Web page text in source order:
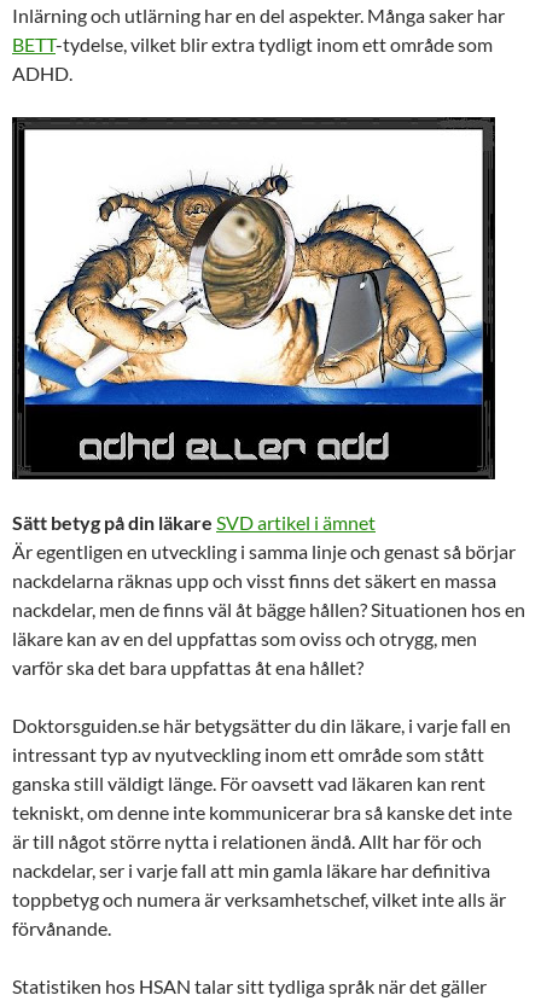
Inlärning och utlärning har en del aspekter. Många saker har
BETT-tydelse, vilket blir extra tydligt inom ett område som
ADHD.
Sätt betyg på din läkare SVD artikel i ämnet
Är egentligen en utveckling i samma linje och genast så börjar
nackdelarna räknas upp och visst finns det säkert en massa
nackdelar, men de finns väl åt bägge hållen? Situationen hos en
läkare kan av en del uppfattas som oviss och otrygg, men
varför ska det bara uppfattas åt ena hållet?
Doktorsguiden.se här betygsätter du din läkare, i varje fall en
intressant typ av nyutveckling inom ett område som stått
ganska still väldigt länge. För oavsett vad läkaren kan rent
tekniskt, om denne inte kommunicerar bra så kanske det inte
är till något större nytta i relationen ändå. Allt har för och
nackdelar, ser i varje fall att min gamla läkare har definitiva
toppbetyg och numera är verksamhetschef, vilket inte alls är
förvånande.
Statistiken hos HSAN talar sitt tydliga språk när det gäller